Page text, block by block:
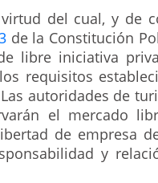
del cual, y de
de la Constitución
libre iniciativa
requisitos
autoridades de
el mercado
de empresa
y